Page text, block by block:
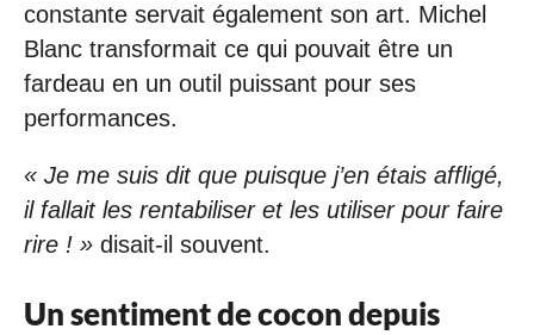
constante servait également son art. Michel
Blanc transformait ce qui pouvait être un
fardeau en un outil puissant pour ses
performances.
« Je me suis dit que puisque j’en étais affligé,
il fallait les rentabiliser et les utiliser pour faire
rire ! » disait-il souvent.
Un sentiment de cocon depuis